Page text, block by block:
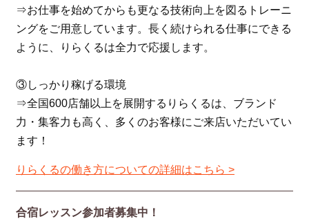
⇒お仕事を始めてからも更なる技術向上を図るトレーニ
ングをご用意しています。長く続けられる仕事にできる
ように、りらくるは全力で応援します。
③しっかり稼げる環境
⇒全国600店舗以上を展開するりらくるは、ブランド
力・集客力も高く、多くのお客様にご来店いただいてい
ます！
りらくるの働き方についての詳細はこちら >
合宿レッスン参加者募集中！